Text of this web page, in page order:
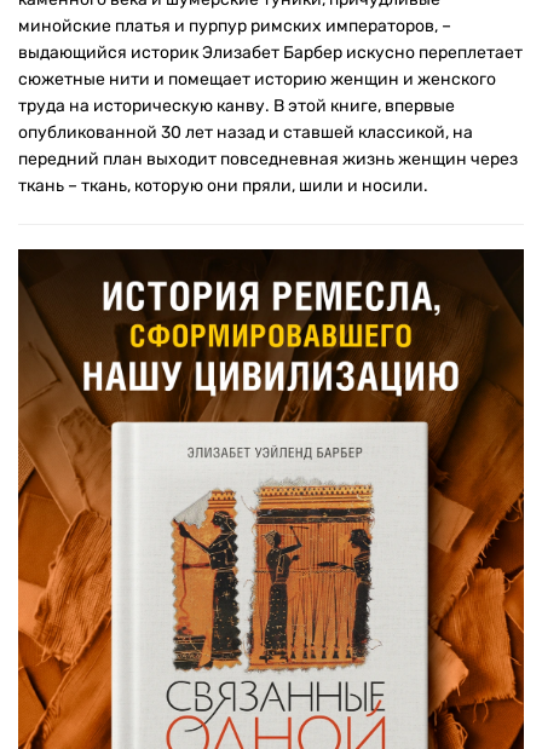
минойские платья и пурпур римских императоров, –
выдающийся историк Элизабет Барбер искусно переплетает
сюжетные нити и помещает историю женщин и женского
труда на историческую канву. В этой книге, впервые
опубликованной 30 лет назад и ставшей классикой, на
передний план выходит повседневная жизнь женщин через
ткань – ткань, которую они пряли, шили и носили.